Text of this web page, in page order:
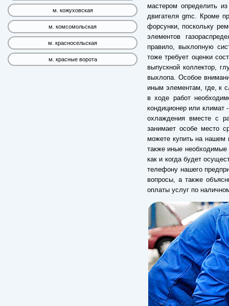
м. кожуховская
м. комсомольская
м. красносельская
м. красные ворота
мастером определить
двигателя gmc. Кроме
форсунки, поскольку
элементов
правило, выхлопную
тоже требует оценки
выпускной коллектор,
выхлопа. Особое
иным элементам, где, к
в ходе работ
кондиционер или климат
охлаждения вместе с
занимает особе место
можете купить на нашем
также иные
как и когда будет
телефону нашего
вопросы, а также
оплаты услуг по